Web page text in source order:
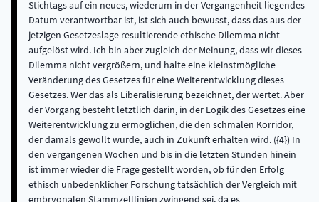
Stichtags auf ein neues, wiederum in der Vergangenheit liegendes
Datum verantwortbar ist, ist sich auch bewusst, dass das aus der
jetzigen Gesetzeslage resultierende ethische Dilemma nicht
aufgelöst wird. Ich bin aber zugleich der Meinung, dass wir dieses
Dilemma nicht vergrößern, und halte eine kleinstmögliche
Veränderung des Gesetzes für eine Weiterentwicklung dieses
Gesetzes. Wer das als Liberalisierung bezeichnet, der wertet. Aber
der Vorgang besteht letztlich darin, in der Logik des Gesetzes eine
Weiterentwicklung zu ermöglichen, die den schmalen Korridor,
der damals gewollt wurde, auch in Zukunft erhalten wird. ({4}) In
den vergangenen Wochen und bis in die letzten Stunden hinein
ist immer wieder die Frage gestellt worden, ob für den Erfolg
ethisch unbedenklicher Forschung tatsächlich der Vergleich mit
embryonalen Stammzelllinien zwingend sei, da es